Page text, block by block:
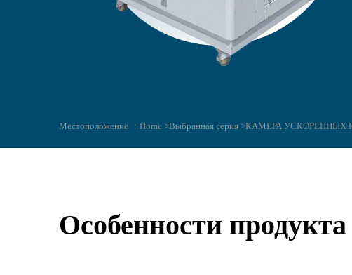
Местоположение ： Home >Выбранная серия >КАМЕРА УСКОРЕННЫХ
Особенности продукта